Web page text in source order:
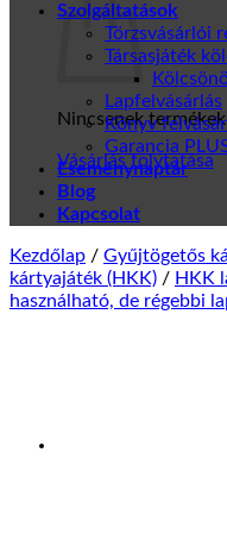
Nincsenek
Vásárlás folytatása
Szolgáltatások
Törzsvásárlói
Társasjáték
Lapfelvásárlás
Könyv
Garancia
Eseménynaptár
Blog
Kapcsolat
Kezdőlap / Gyűjtögetős
kártyajáték (HKK) / HKK
használható, de régebbi